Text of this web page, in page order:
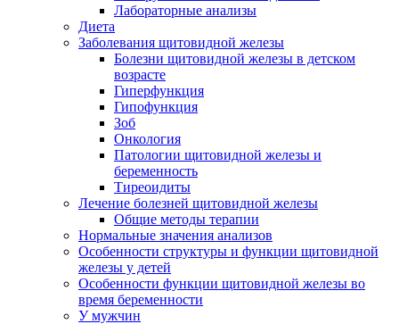
Лабораторные анализы
Диета
Заболевания щитовидной железы
Болезни щитовидной железы в детском
возрасте
Гиперфункция
Гипофункция
Зоб
Онкология
Патологии щитовидной железы и
беременность
Тиреоидиты
Лечение болезней щитовидной железы
Общие методы терапии
Нормальные значения анализов
Особенности структуры и функции щитовидной
железы у детей
Особенности функции щитовидной железы во
время беременности
У мужчин